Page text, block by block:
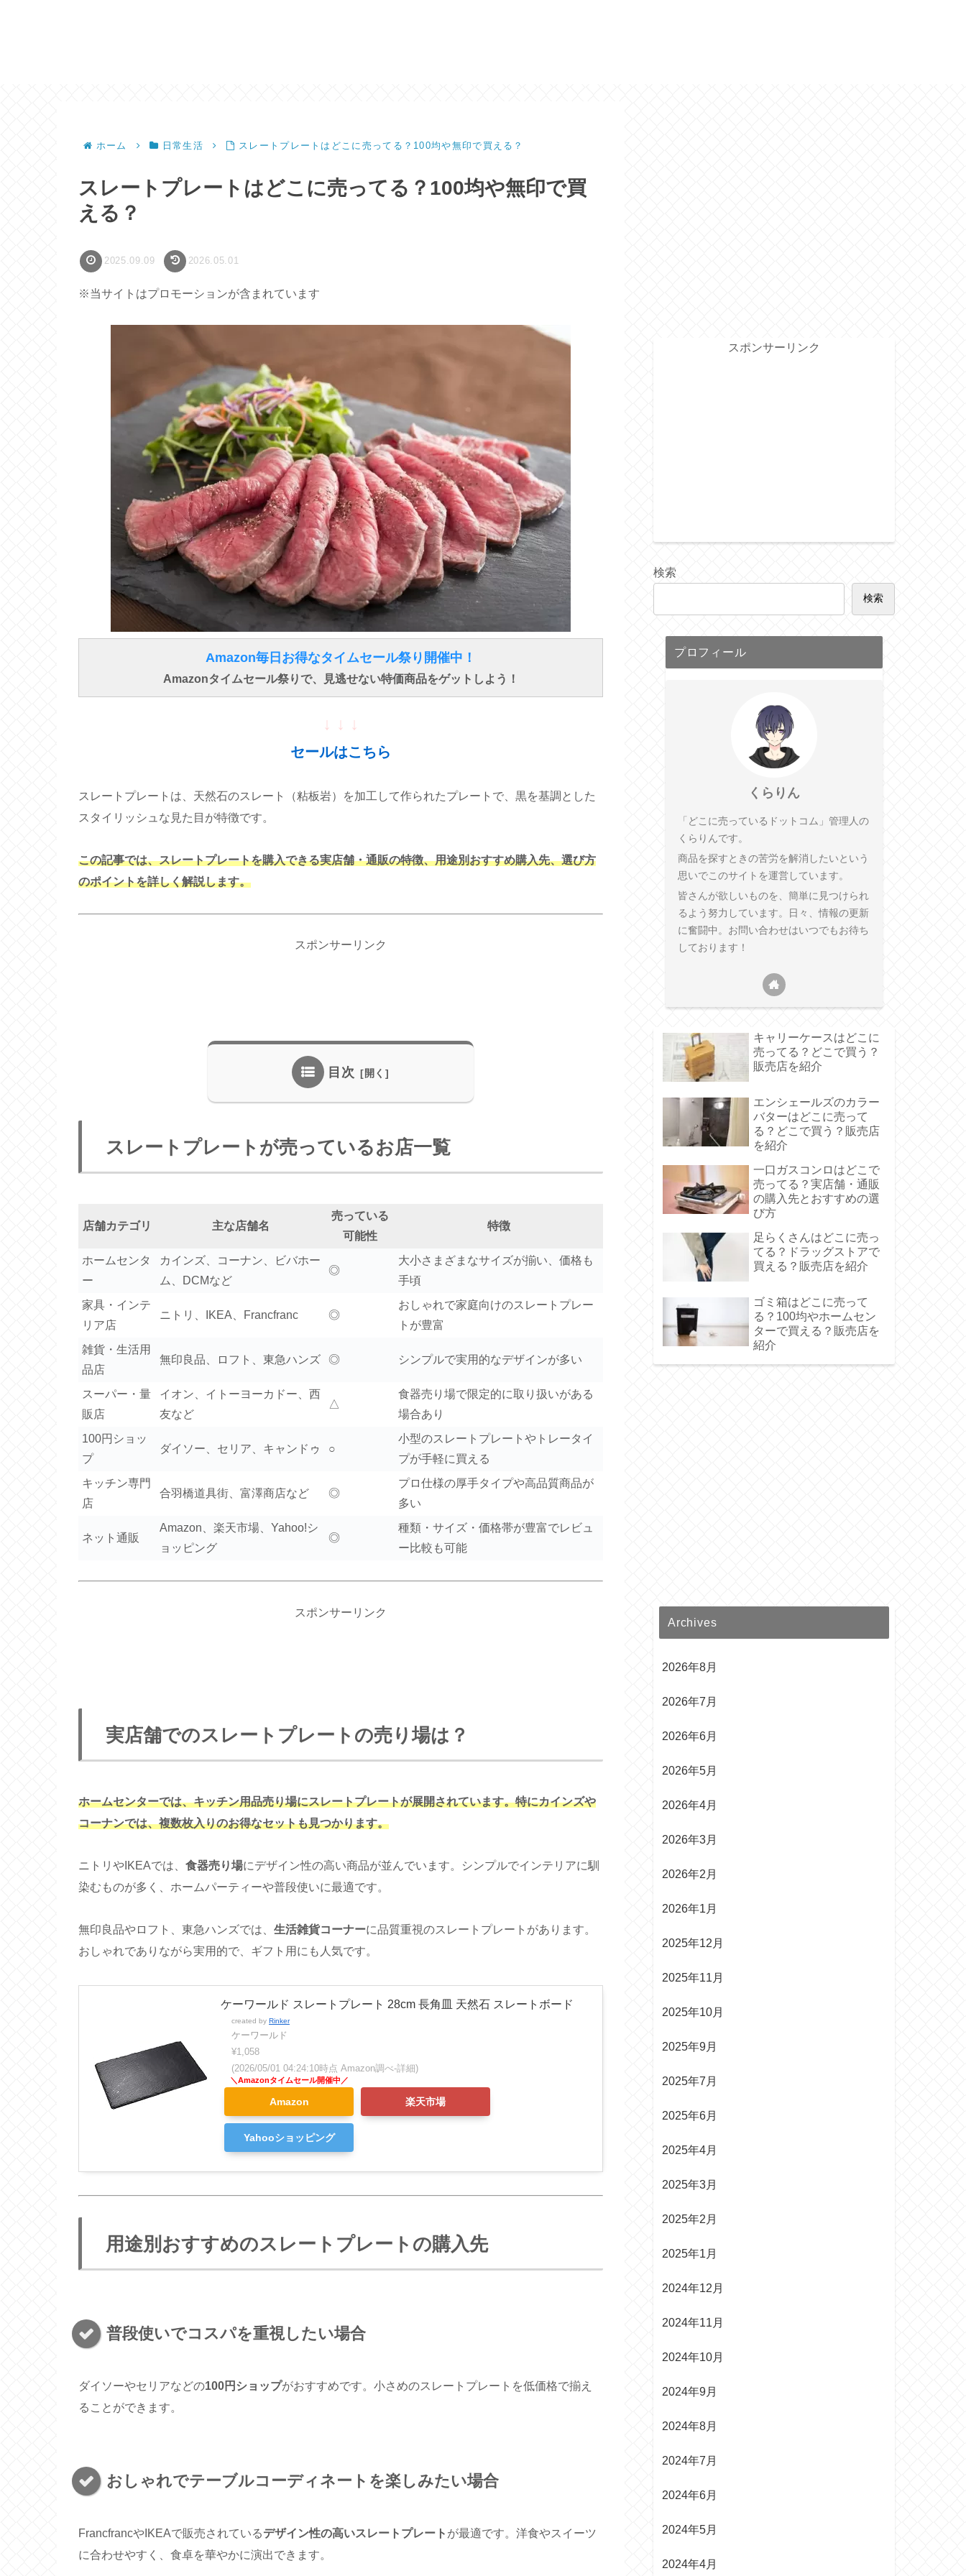
ホーム 日常生活 スレートプレートはどこに売ってる？100均や無印で買える？
スレートプレートはどこに売ってる？100均や無印で買
える？
2025.09.09 2026.05.01
※当サイトはプロモーションが含まれています
Amazon毎日お得なタイムセール祭り開催中！
Amazonタイムセール祭りで、見逃せない特価商品をゲットしよう！
↓ ↓ ↓
セールはこちら
スレートプレートは、天然石のスレート（粘板岩）を加工して作られたプレートで、黒を基調とした
スタイリッシュな見た目が特徴です。
この記事では、スレートプレートを購入できる実店舗・通販の特徴、用途別おすすめ購入先、選び方
のポイントを詳しく解説します。
スポンサーリンク
目次
スレートプレートが売っているお店一覧
店舗カテゴリ 主な店舗名
売っている
可能性
特徴
ホームセンタ
ー
カインズ、コーナン、ビバホー
ム、DCMなど
◎
大小さまざまなサイズが揃い、価格も
手頃
家具・インテ
リア店
ニトリ、IKEA、Francfranc ◎
おしゃれで家庭向けのスレートプレー
トが豊富
雑貨・生活用
品店
無印良品、ロフト、東急ハンズ ◎ シンプルで実用的なデザインが多い
スーパー・量
販店
イオン、イトーヨーカドー、西
友など
△
食器売り場で限定的に取り扱いがある
場合あり
100円ショッ
プ
ダイソー、セリア、キャンドゥ ○
小型のスレートプレートやトレータイ
プが手軽に買える
キッチン専門
店
合羽橋道具街、富澤商店など ◎
プロ仕様の厚手タイプや高品質商品が
多い
ネット通販
Amazon、楽天市場、Yahoo!シ
ョッピング
◎
種類・サイズ・価格帯が豊富でレビュ
ー比較も可能
スポンサーリンク
実店舗でのスレートプレートの売り場は？
ホームセンターでは、キッチン用品売り場にスレートプレートが展開されています。特にカインズや
コーナンでは、複数枚入りのお得なセットも見つかります。
ニトリやIKEAでは、 食器売り場にデザイン性の高い商品が並んでいます。シンプルでインテリアに馴
染むものが多く、ホームパーティーや普段使いに最適です。
無印良品やロフト、東急ハンズでは、 生活雑貨コーナーに品質重視のスレートプレートがあります。
おしゃれでありながら実用的で、ギフト用にも人気です。
ケーワールド スレートプレート 28cm 長角皿 天然石 スレートボード
created by Rinker
ケーワールド
¥1,058
(2026/05/01 04:24:10時点 Amazon調べ-詳細)
Amazon 楽天市場
Yahooショッピング
用途別おすすめのスレートプレートの購入先
普段使いでコスパを重視したい場合
ダイソーやセリアなどの100円ショップがおすすめです。小さめのスレートプレートを低価格で揃え
ることができます。
おしゃれでテーブルコーディネートを楽しみたい場合
FrancfrancやIKEAで販売されているデザイン性の高いスレートプレート が最適です。洋食やスイーツ
に合わせやすく、食卓を華やかに演出できます。
スポンサーリンク
検索
検索
プロフィール
くらりん
「どこに売っているドットコム」管理人の
くらりんです。
商品を探すときの苦労を解消したいという
思いでこのサイトを運営しています。
皆さんが欲しいものを、簡単に見つけられ
るよう努力しています。日々、情報の更新
に奮闘中。お問い合わせはいつでもお待ち
しております！
キャリーケースはどこに
売ってる？どこで買う？
販売店を紹介
エンシェールズのカラー
バターはどこに売って
る？どこで買う？販売店
を紹介
一口ガスコンロはどこで
売ってる？実店舗・通販
の購入先とおすすめの選
び方
足らくさんはどこに売っ
てる？ドラッグストアで
買える？販売店を紹介
ゴミ箱はどこに売って
る？100均やホームセン
ターで買える？販売店を
紹介
Archives
2026年8月
2026年7月
2026年6月
2026年5月
2026年4月
2026年3月
2026年2月
2026年1月
2025年12月
2025年11月
2025年10月
2025年9月
2025年7月
2025年6月
2025年4月
2025年3月
2025年2月
2025年1月
2024年12月
2024年11月
2024年10月
2024年9月
2024年8月
2024年7月
2024年6月
2024年5月
2024年4月